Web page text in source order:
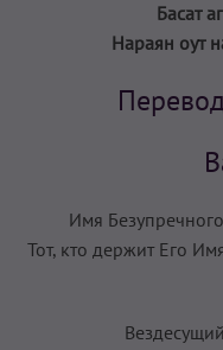
Басат
Нараян оут
Имя
Тот, кто держит Его